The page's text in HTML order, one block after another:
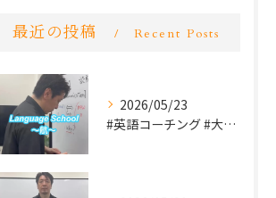
最近の投稿 Recent Posts
2026/05/23
#英語コーチング #大学受験 #英検